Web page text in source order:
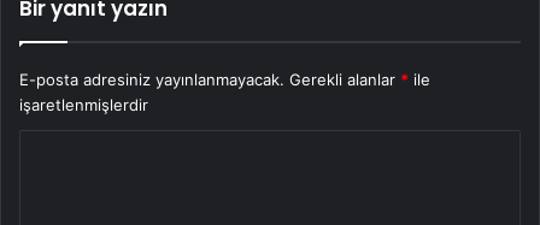
Bir yanıt yazın
E-posta adresiniz yayınlanmayacak. Gerekli alanlar * ile
işaretlenmişlerdir